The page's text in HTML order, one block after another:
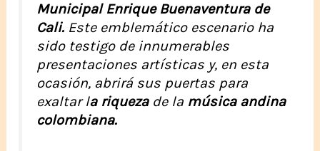
Municipal Enrique Buenaventura de
Cali. Este emblemático escenario ha
sido testigo de innumerables
presentaciones artísticas y, en esta
ocasión, abrirá sus puertas para
exaltar la riqueza de la música andina
colombiana.